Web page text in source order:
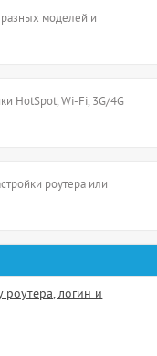
моделей и
HotSpot, Wi-Fi, 3G/4G
роутера или
роутера, логин и